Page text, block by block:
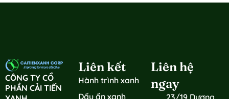
CÔNG TY CỔ
PHẦN CẢI TIẾN
Liên kết
Hành trình xanh
Dấu ấn xanh
Liên hệ
ngay
23/19 Dương